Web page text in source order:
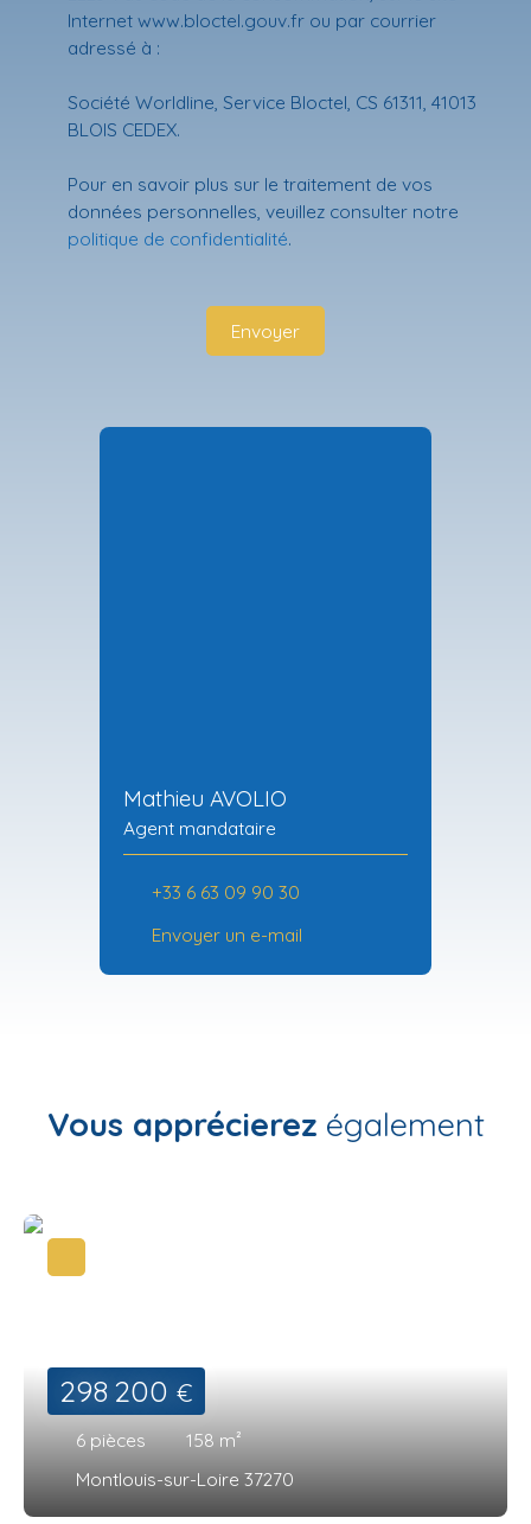
Internet www.bloctel.gouv.fr ou par courrier
adressé à :
Société Worldline, Service Bloctel, CS 61311, 41013
BLOIS CEDEX.
Pour en savoir plus sur le traitement de vos
données personnelles, veuillez consulter notre
politique de confidentialité.
Envoyer
Mathieu AVOLIO
Agent mandataire
+33 6 63 09 90 30
Envoyer un e-mail
Vous apprécierez également
298 200 €
6 pièces 158 m²
Montlouis-sur-Loire 37270